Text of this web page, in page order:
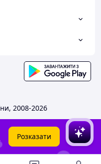
2008-2026
Розказати